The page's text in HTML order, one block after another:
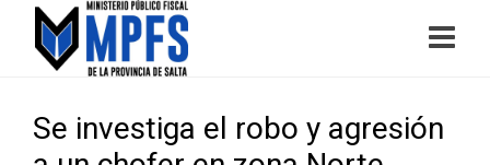
Se investiga el robo y agresión